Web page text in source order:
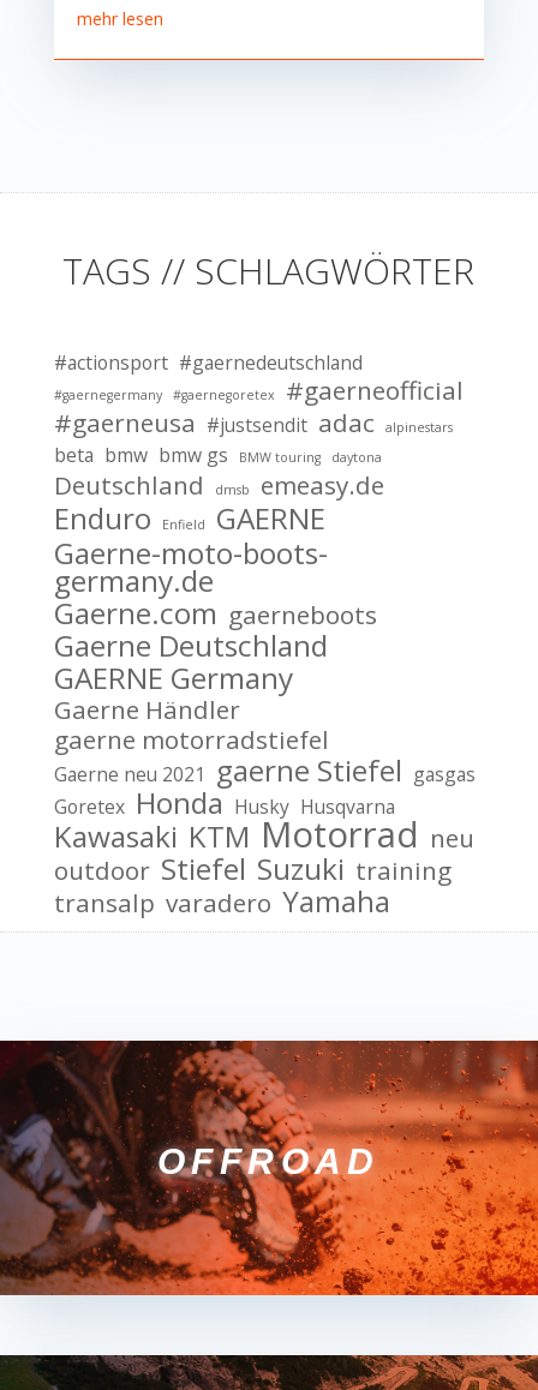
mehr lesen
TAGS // SCHLAGWÖRTER
#actionsport #gaernedeutschland
#gaernegermany #gaernegoretex
#gaerneofficial
#gaerneusa #justsendit adac alpinestars
beta bmw bmw gs BMW touring daytona
Deutschland dmsb emeasy.de
Enduro Enfield
GAERNE
Gaerne-moto-boots-
germany.de
Gaerne.com gaerneboots
Gaerne Deutschland
GAERNE Germany
Gaerne Händler
gaerne motorradstiefel
Gaerne neu 2021 gaerne Stiefel gasgas
Goretex Honda Husky Husqvarna
Kawasaki KTM Motorrad neu
outdoor Stiefel Suzuki training
transalp varadero Yamaha
OFFROAD